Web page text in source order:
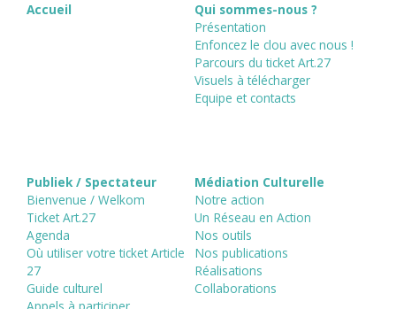
Accueil
Qui sommes-nous ?
Présentation
Enfoncez le clou avec nous !
Parcours du ticket Art.27
Visuels à télécharger
Equipe et contacts
Publiek / Spectateur
Bienvenue / Welkom
Ticket Art.27
Agenda
Où utiliser votre ticket Article
27
Guide culturel
Médiation Culturelle
Notre action
Un Réseau en Action
Nos outils
Nos publications
Réalisations
Collaborations